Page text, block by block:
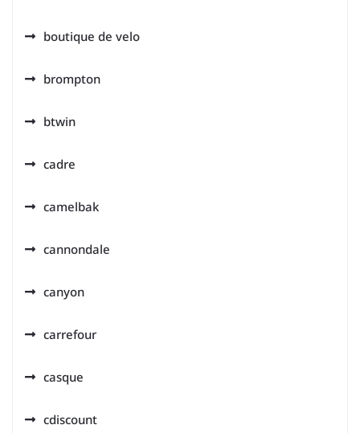
boutique de velo
brompton
btwin
cadre
camelbak
cannondale
canyon
carrefour
casque
cdiscount